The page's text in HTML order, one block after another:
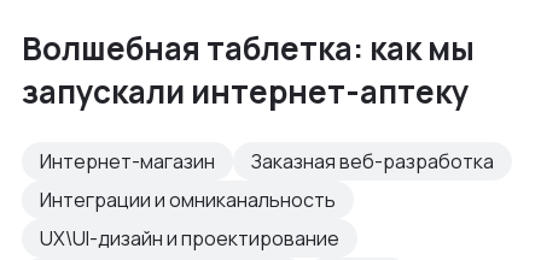
Волшебная таблетка: как мы
запускали интернет-аптеку
Интернет-магазин
Заказная веб-разработка
Интеграции и омниканальность
UX\UI-дизайн и проектирование